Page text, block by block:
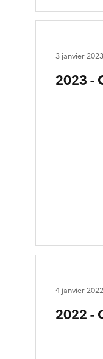
2023 -
3 janvier 2023
2022 -
4 janvier 2022